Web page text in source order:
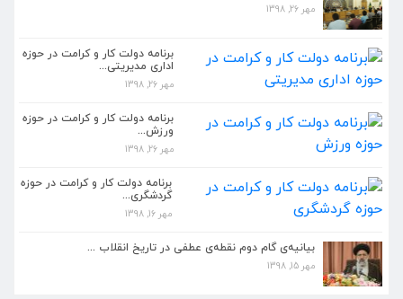
مهر 26, 1398
برنامه دولت کار و کرامت در حوزه
اداری مدیریتی...
مهر 26, 1398
برنامه دولت کار و کرامت در حوزه
ورزش...
مهر 26, 1398
برنامه دولت کار و کرامت در حوزه
گردشگری...
مهر 16, 1398
بیانیه‌ی گام دوم نقطه‌ی عطفی در تاریخ انقلاب ...
مهر 15, 1398
دلایل سید ابراهیم رئیسی برای خروج آستان قدس ا...
برنامه دولت کار و کرامت در حوزه اداری مدیریتی...
مهر 26, 1398
مهر 26, 1398